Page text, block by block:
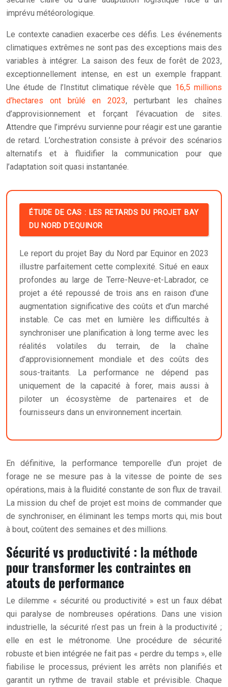
imprévu météorologique.
Le contexte canadien exacerbe ces défis. Les événements
climatiques extrêmes ne sont pas des exceptions mais des
variables à intégrer. La saison des feux de forêt de 2023,
exceptionnellement intense, en est un exemple frappant.
Une étude de l’Institut climatique révèle que 16,5 millions
d’hectares ont brûlé en 2023, perturbant les chaînes
d’approvisionnement et forçant l’évacuation de sites.
Attendre que l’imprévu survienne pour réagir est une garantie
de retard. L’orchestration consiste à prévoir des scénarios
alternatifs et à fluidifier la communication pour que
l’adaptation soit quasi instantanée.
ÉTUDE DE CAS : LES RETARDS DU PROJET BAY
DU NORD D’EQUINOR
Le report du projet Bay du Nord par Equinor en 2023
illustre parfaitement cette complexité. Situé en eaux
profondes au large de Terre-Neuve-et-Labrador, ce
projet a été repoussé de trois ans en raison d’une
augmentation significative des coûts et d’un marché
instable. Ce cas met en lumière les difficultés à
synchroniser une planification à long terme avec les
réalités volatiles du terrain, de la chaîne
d’approvisionnement mondiale et des coûts des
sous-traitants. La performance ne dépend pas
uniquement de la capacité à forer, mais aussi à
piloter un écosystème de partenaires et de
fournisseurs dans un environnement incertain.
En définitive, la performance temporelle d’un projet de
forage ne se mesure pas à la vitesse de pointe de ses
opérations, mais à la fluidité constante de son flux de travail.
La mission du chef de projet est moins de commander que
de synchroniser, en éliminant les temps morts qui, mis bout
à bout, coûtent des semaines et des millions.
Sécurité vs productivité : la méthode
pour transformer les contraintes en
atouts de performance
Le dilemme « sécurité ou productivité » est un faux débat
qui paralyse de nombreuses opérations. Dans une vision
industrielle, la sécurité n’est pas un frein à la productivité ;
elle en est le métronome. Une procédure de sécurité
robuste et bien intégrée ne fait pas « perdre du temps », elle
fiabilise le processus, prévient les arrêts non planifiés et
garantit un rythme de travail stable et prévisible. Chaque